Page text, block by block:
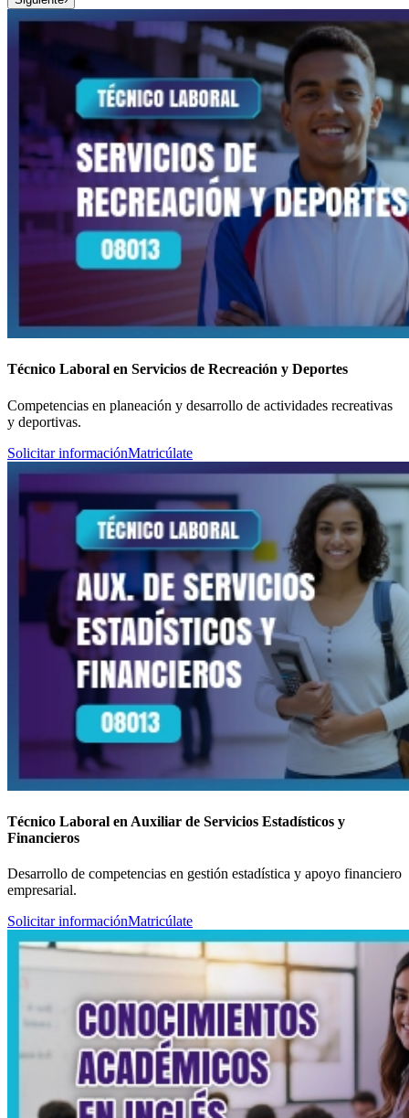
Técnico Laboral en Servicios de Recreación y Deportes
Competencias en planeación y desarrollo de actividades recreativas
y deportivas.
Solicitar informaciónMatricúlate
Técnico Laboral en Auxiliar de Servicios Estadísticos y
Financieros
Desarrollo de competencias en gestión estadística y apoyo financiero
empresarial.
Solicitar informaciónMatricúlate